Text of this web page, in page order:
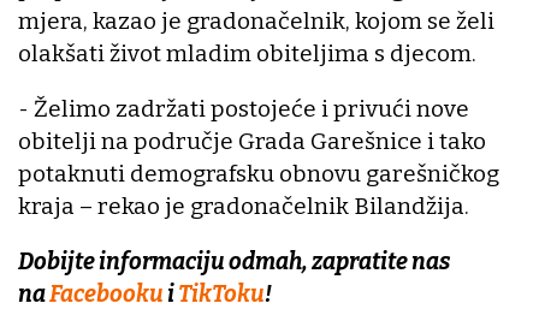
mjera, kazao je gradonačelnik, kojom se želi
olakšati život mladim obiteljima s djecom.
- Želimo zadržati postojeće i privući nove
obitelji na područje Grada Garešnice i tako
potaknuti demografsku obnovu garešničkog
kraja – rekao je gradonačelnik Bilandžija.
Dobijte informaciju odmah, zapratite nas
naFacebookuiTikToku!